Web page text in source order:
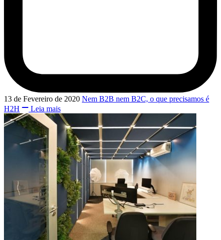
13 de Fevereiro de 2020 Nem B2B nem B2C, o que precisamos é
H2H
Leia mais